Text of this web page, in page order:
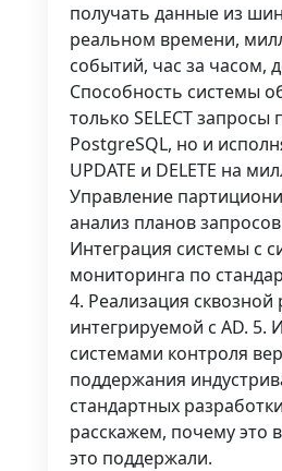
получать данные из
реальном времени,
событий, час за часом,
Способность системы
только SELECT запросы
PostgreSQL, но и
UPDATE и DELETE на
Управление
анализ планов
Интеграция системы с
мониторинга по
4. Реализация
интегрируемой с AD. 5.
системами контроля
поддержания
стандартных
расскажем, почему это
это поддержали.